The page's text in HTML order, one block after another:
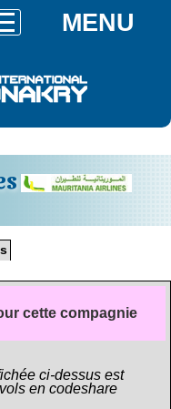
MENU
cette compagnie
ci-dessus est
en codeshare